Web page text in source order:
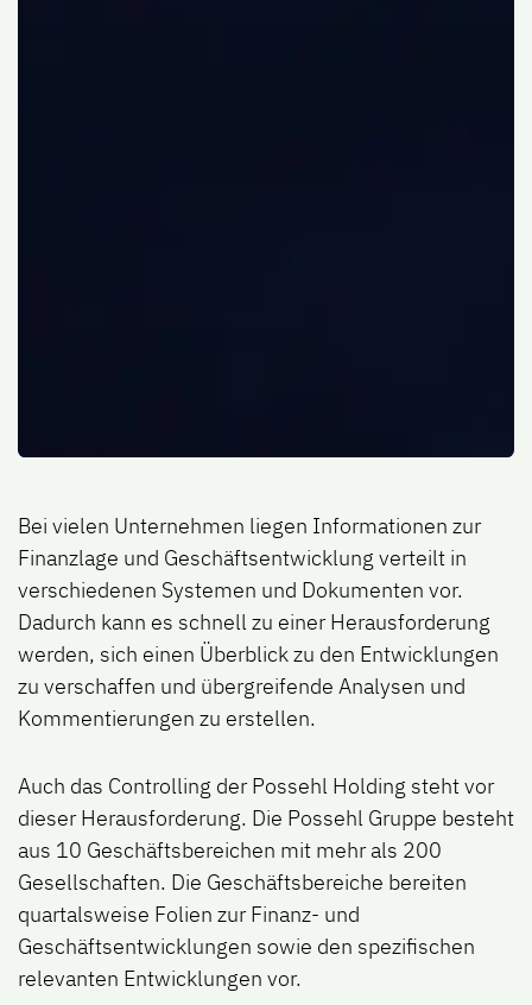
Bei vielen Unternehmen liegen Informationen zur
Finanzlage und Geschäftsentwicklung verteilt in
verschiedenen Systemen und Dokumenten vor.
Dadurch kann es schnell zu einer Herausforderung
werden, sich einen Überblick zu den Entwicklungen
zu verschaffen und übergreifende Analysen und
Kommentierungen zu erstellen.
Auch das Controlling der Possehl Holding steht vor
dieser Herausforderung. Die Possehl Gruppe besteht
aus 10 Geschäftsbereichen mit mehr als 200
Gesellschaften. Die Geschäftsbereiche bereiten
quartalsweise Folien zur Finanz- und
Geschäftsentwicklungen sowie den spezifischen
relevanten Entwicklungen vor.